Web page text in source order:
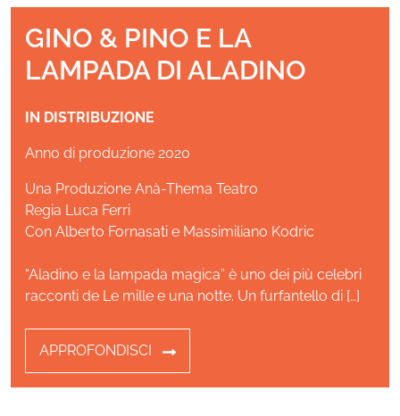
GINO & PINO E LA
LAMPADA DI ALADINO
IN DISTRIBUZIONE
Anno di produzione 2020
Una Produzione Anà-Thema Teatro
Regia Luca Ferri
Con Alberto Fornasati e Massimiliano Kodric
“Aladino e la lampada magica” è uno dei più celebri
racconti de Le mille e una notte. Un furfantello di […]
APPROFONDISCI